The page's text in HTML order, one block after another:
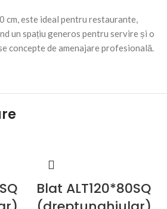
cm, este ideal pentru restaurante,
un spațiu generos pentru servire și o
concepte de amenajare profesională.
Blat ALT120*80SQ